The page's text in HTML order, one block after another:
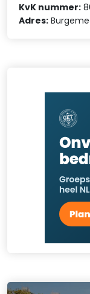
KvK nummer:
Adres: